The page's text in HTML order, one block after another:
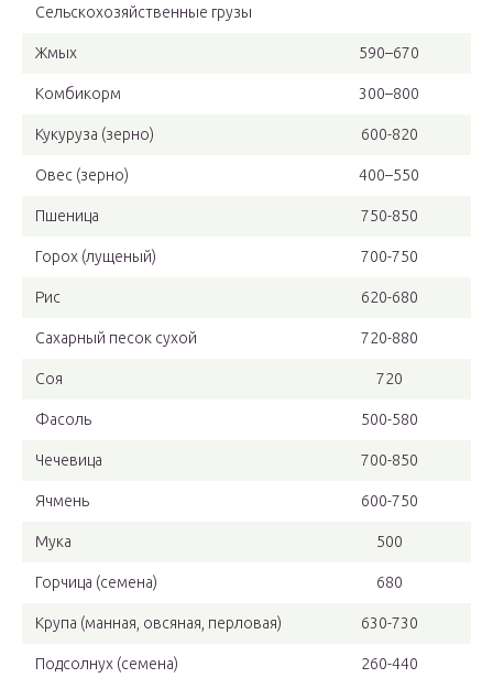
Сельскохозяйственные грузы
Жмых 590–670
Комбикорм 300–800
Кукуруза (зерно) 600-820
Овес (зерно) 400–550
Пшеница 750-850
Горох (лущеный) 700-750
Рис 620-680
Сахарный песок сухой 720-880
Соя 720
Фасоль 500-580
Чечевица 700-850
Ячмень 600-750
Мука 500
Горчица (семена) 680
Крупа (манная, овсяная, перловая) 630-730
Подсолнух (семена) 260-440